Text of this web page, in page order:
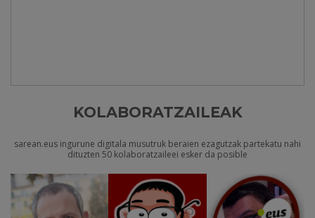
KOLABORATZAILEAK
sarean.eus ingurune digitala musutruk beraien ezagutzak partekatu nahi
dituzten 50 kolaboratzaileei esker da posible